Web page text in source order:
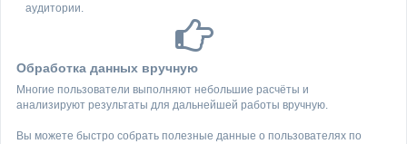
аудитории.
Обработка данных вручную
Многие пользователи выполняют небольшие расчёты и
анализируют результаты для дальнейшей работы вручную.
Вы можете быстро собрать полезные данные о пользователях по